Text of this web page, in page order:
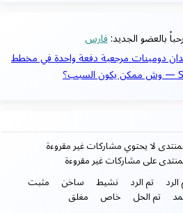
بالعضو الجديد:فارس
دومينات مرجعية دفعة واحدة في مخطط
لا يحتوي مشاركات غير مقروءة
على مشاركات غير مقروءة
تم الرد نشيط ساخن مثبت
تم الحل خاص مغلق